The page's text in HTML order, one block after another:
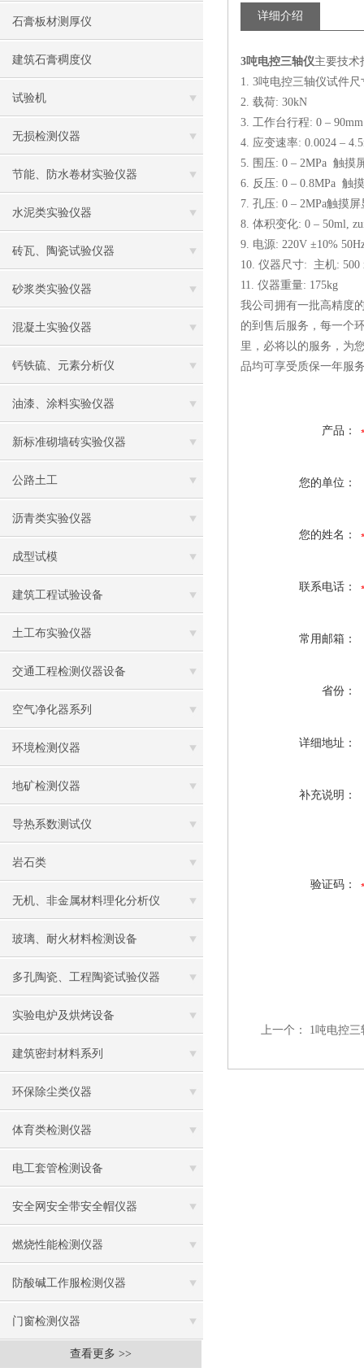
石膏板材测厚仪
建筑石膏稠度仪
试验机
无损检测仪器
节能、防水卷材实验仪器
水泥类实验仪器
砖瓦、陶瓷试验仪器
砂浆类实验仪器
混凝土实验仪器
钙铁硫、元素分析仪
油漆、涂料实验仪器
新标准砌墙砖实验仪器
公路土工
沥青类实验仪器
成型试模
建筑工程试验设备
土工布实验仪器
交通工程检测仪器设备
空气净化器系列
环境检测仪器
地矿检测仪器
导热系数测试仪
岩石类
无机、非金属材料理化分析仪
玻璃、耐火材料检测设备
多孔陶瓷、工程陶瓷试验仪器
实验电炉及烘烤设备
建筑密封材料系列
环保除尘类仪器
体育类检测仪器
电工套管检测设备
安全网安全带安全帽仪器
燃烧性能检测仪器
防酸碱工作服检测仪器
门窗检测仪器
查看更多 >>
详细介绍
3吨电控三轴仪主要技术
1. 3吨电控三轴仪试件尺
2. 载荷: 30kN
3. 工作台行程: 0 –
4. 应变速率: 0.0024 –
5. 围压: 0 – 2MPa 触摸
6. 反压: 0 – 0.8MPa 触
7. 孔压: 0 – 2MPa触摸屏
8. 体积变化: 0 – 50ml,
9. 电源: 220V ±10%
10. 仪器尺寸: 主机: 500
11. 仪器重量: 175kg
我公司拥有一批高精度
的到售后服务，每一个
里，必将以的服务，为
品均可享受质保一年服
产品：
您的单位：
您的姓名：
联系电话：
常用邮箱：
省份：
详细地址：
补充说明：
验证码：
上一个： 1吨电控三